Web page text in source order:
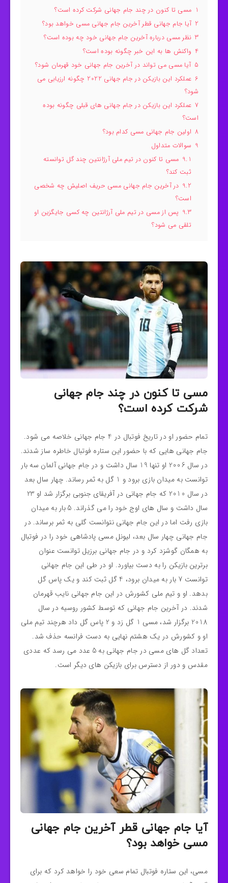
1 مسی تا کنون در چند جام جهانی شرکت کرده است؟
2 آیا جام جهانی قطر آخرین جام جهانی مسی خواهد بود؟
3 نظر مسی درباره آخرین جام جهانی خود چه بوده است؟
4 واکنش ها به این خبر چگونه بوده است؟
5 آیا مسی می تواند در آخرین جام جهانی خود قهرمان شود؟
6
عملکرد این بازیکن در جام جهانی 2022 چگونه ارزیابی می
شود؟
7 عملکرد این بازیکن در جام جهانی های قبلی چگونه بوده
است؟
8 اولین جام جهانی مسی کدام بود؟
9 سوالات متداول
9.1 مسی تا کنون در تیم ملی آرژانتین چند گل توانسته
ثبت کند؟
9.2 در آخرین جام جهانی مسی حریف اصلیش چه شخصی
است؟
9.3 پس از مسی در تیم ملی آرژانتین چه کسی جایگزین او
تلقی می شود؟
مسی تا کنون در چند جام جهانی
شرکت کرده است؟
تمام حضور او در تاریخ فوتبال در 4 جام جهانی خلاصه می شود.
جام جهانی هایی که با حضور این ستاره فوتبال خاطره ساز شدند.
در سال 2006 او تنها 19 سال داشت و در جام جهانی آلمان سه بار
توانست به میدان بازی برود و 1 گل به ثمر رساند. چهار سال بعد
در سال 2010 که جام جهانی در آفریقای جنوبی برگزار شد او 23
سال داشت و سال های اوج خود را می گذراند. 5 بار به میدان
بازی رفت اما در این جام جهانی نتوانست گلی به ثمر برساند. در
جام جهانی چهار سال بعد، لیونل مسی پادشاهی خود را در فوتبال
به همگان گوشزد کرد و در جام جهانی برزیل توانست عنوان
برترین بازیکن را به دست بیاورد. او در طی این جام جهانی
توانست 7 بار به میدان برود، 4 گل ثبت کند و یک پاس گل
بدهد. او و تیم ملی کشورش در این جام جهانی نایب قهرمان
شدند. در آخرین جام جهانی که توسط کشور روسیه در سال
2018 برگزار شد، مسی 1 گل زد و 2 پاس گل داد هرچند تیم ملی
او و کشورش در یک هشتم نهایی به دست فرانسه حذف شد.
تعداد گل های مسی در جام جهانی به 5 عدد می رسد که عددی
مقدس و دور از دسترس برای بازیکن های دیگر است.
آیا جام جهانی قطر آخرین جام جهانی
مسی خواهد بود؟
مسی، این ستاره فوتبال تمام سعی خود را خواهد کرد که برای